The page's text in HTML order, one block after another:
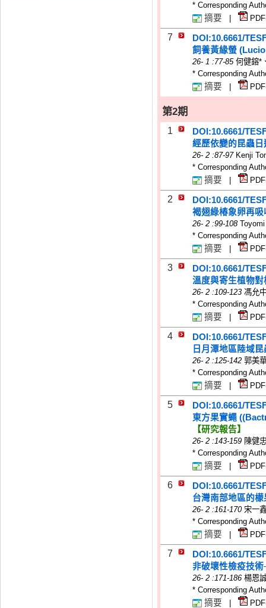
* Corresponding
摘要
7
DOI:10.6661/
飼養黃緣螢
26- 1 :77-85 何健鎔*
* Corresponding
摘要
第2期
1
DOI:10.6661/
經歷依變的昆蟲
26- 2 :87-97 Kenji
* Corresponding
摘要
2
DOI:10.6661/
褐翅綠椿象卵再
26- 2 :99-108
* Corresponding
摘要
3
DOI:10.6661/
溫度與寄生植物
26- 2 :109-123 馮允
* Corresponding
摘要
4
DOI:10.6661/
日月潭地區陸域
26- 2 :125-142 郭美
* Corresponding
摘要
5
DOI:10.6661/
東方果實蠅
【研究報告】
26- 2 :143-159 陳健
* Corresponding
摘要
6
DOI:10.6661/
台灣南部地區的
26- 2 :161-170 宋一
* Corresponding
摘要
7
DOI:10.6661/
非破壞性檢疫技
26- 2 :171-186 楊恩
* Corresponding
摘要